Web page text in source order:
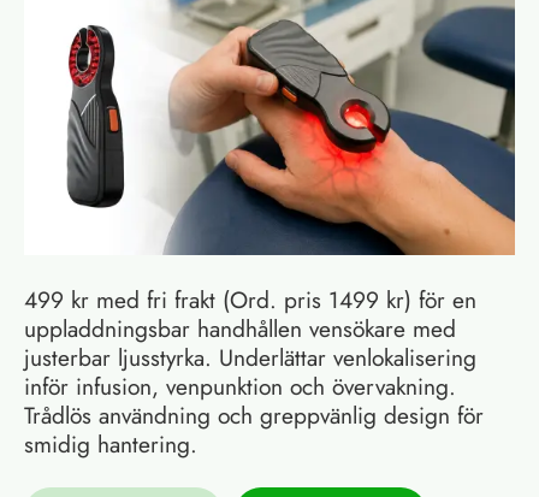
499 kr med fri frakt (Ord. pris 1499 kr) för en
uppladdningsbar handhållen vensökare med
justerbar ljusstyrka. Underlättar venlokalisering
inför infusion, venpunktion och övervakning.
Trådlös användning och greppvänlig design för
smidig hantering.